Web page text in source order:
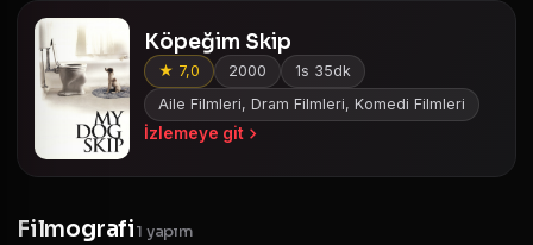
Köpeğim Skip
★ 7,0 2000
1s 35dk
Aile Filmleri, Dram Filmleri, Komedi Filmleri
İzlemeye git
Filmografi1 yapım